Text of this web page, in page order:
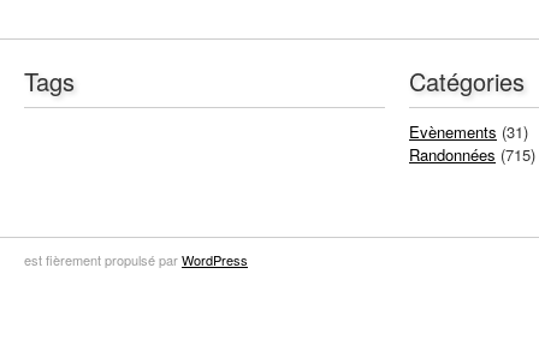
Tags Catégories
Evènements (31)
Randonnées (715)
est fièrement propulsé parWordPress